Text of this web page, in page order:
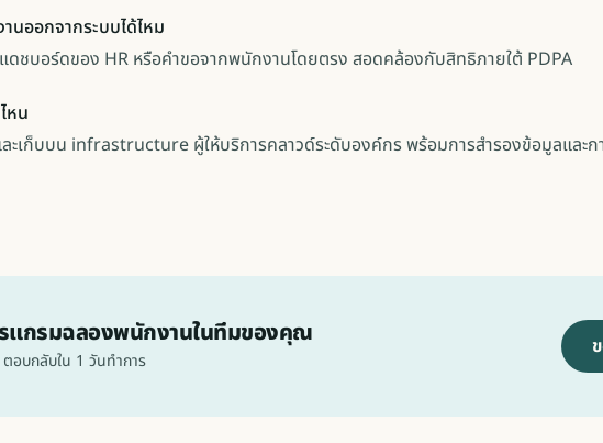
นออกจากระบบได้ไหม
ดชบอร์ดของ HR หรือคำขอจากพนักงานโดยตรง สอดคล้องกับสิทธิภายใต้ PDPA
หน
ละเก็บบน infrastructure ผู้ให้บริการคลาวด์ระดับองค์กร พร้อมการสำรองข้อมูลและ
รแกรมฉลองพนักงานในทีมของคุณ
ตอบกลับใน 1 วันทำการ